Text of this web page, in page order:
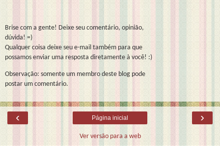
Brise com a gente! Deixe seu comentário, opinião,
dúvida! =)
Qualquer coisa deixe seu e-mail também para que
possamos enviar uma resposta diretamente à você! :)
Observação: somente um membro deste blog pode
postar um comentário.
‹ ›
Página inicial
Ver versão para a web